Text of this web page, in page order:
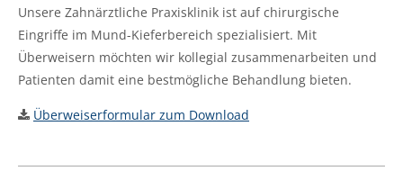
Unsere Zahnärztliche Praxisklinik ist auf chirurgische
Eingriffe im Mund-Kieferbereich spezialisiert. Mit
Überweisern möchten wir kollegial zusammenarbeiten und
Patienten damit eine bestmögliche Behandlung bieten.
Überweiserformular zum Download